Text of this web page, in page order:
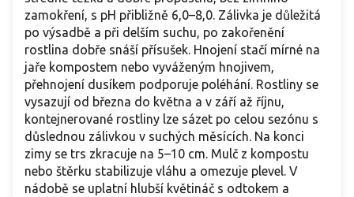
zamokření, s pH přibližně 6,0–8,0. Zálivka je důležitá
po výsadbě a při delším suchu, po zakořenění
rostlina dobře snáší přísušek. Hnojení stačí mírné na
jaře kompostem nebo vyváženým hnojivem,
přehnojení dusíkem podporuje poléhání. Rostliny se
vysazují od března do května a v září až říjnu,
kontejnerované rostliny lze sázet po celou sezónu s
důslednou zálivkou v suchých měsících. Na konci
zimy se trs zkracuje na 5–10 cm. Mulč z kompostu
nebo štěrku stabilizuje vláhu a omezuje plevel. V
nádobě se uplatní hlubší květináč s odtokem a